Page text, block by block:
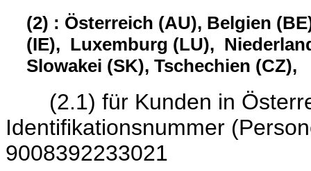
(2) : Österreich (AU), Belgien
(IE), Luxemburg (LU),
Slowakei (SK), Tschechien (CZ),
(2.1) für Kunden in
9008392233021